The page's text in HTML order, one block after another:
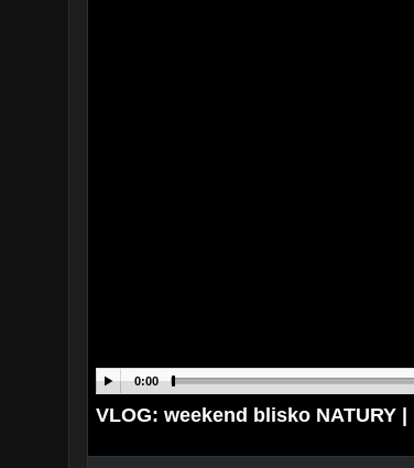
0:00
VLOG: weekend blisko NATURY